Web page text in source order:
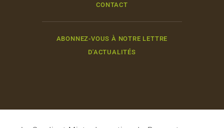
CONTACT
ABONNEZ-VOUS À NOTRE LETTRE
D'ACTUALITÉS